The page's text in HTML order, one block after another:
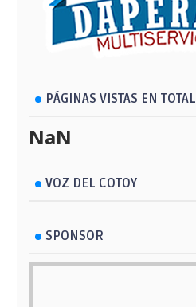
PÁGINAS VISTAS EN TOTAL
NaN
VOZ DEL COTOY
SPONSOR